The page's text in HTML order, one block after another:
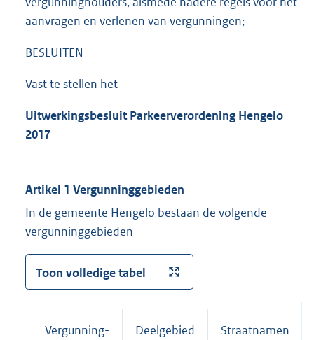
aanvragen en verlenen van vergunningen;
BESLUITEN
Vast te stellen het
Uitwerkingsbesluit Parkeerverordening Hengelo
2017
Artikel 1 Vergunninggebieden
In de gemeente Hengelo bestaan de volgende
vergunninggebieden
Toon volledige tabel
Vergunning-
Deelgebied Straatnamen